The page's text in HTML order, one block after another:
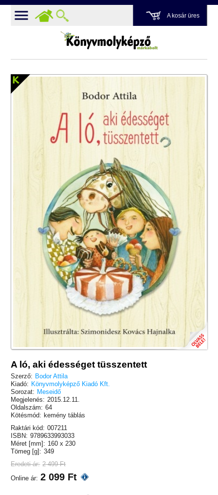
A kosár üres
A ló, aki édességet tüsszentett
Szerző: Bodor Attila
Kiadó: Könyvmolyképző Kiadó Kft.
Sorozat: Meseidő
Megjelenés: 2015.12.11.
Oldalszám: 64
Kötésmód: kemény táblás
Raktári kód: 007211
ISBN: 9789633993033
Méret [mm]: 160 x 230
Tömeg [g]: 349
Eredeti ár: 2 499 Ft
Online ár: 2 099 Ft